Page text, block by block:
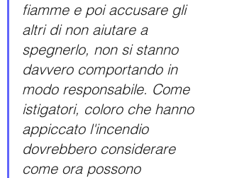
fiamme e poi accusare gli
altri di non aiutare a
spegnerlo, non si stanno
davvero comportando in
modo responsabile. Come
istigatori, coloro che hanno
appiccato l'incendio
dovrebbero considerare
come ora possono